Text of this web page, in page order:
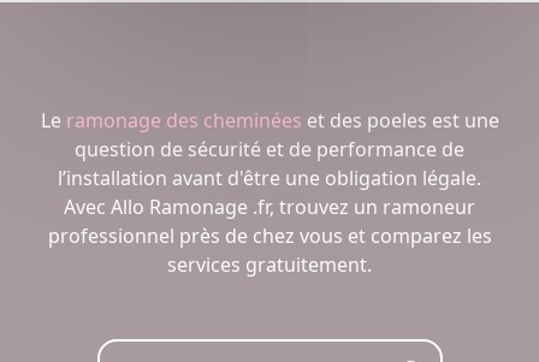
Le ramonage des cheminées et des poeles est une
question de sécurité et de performance de
l’installation avant d'être une obligation légale.
Avec Allo Ramonage .fr, trouvez un ramoneur
professionnel près de chez vous et comparez les
services gratuitement.